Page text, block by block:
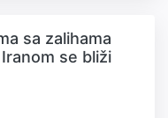
sa zalihama
se bliži